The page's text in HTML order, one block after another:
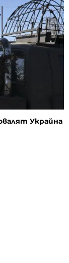
Украйна